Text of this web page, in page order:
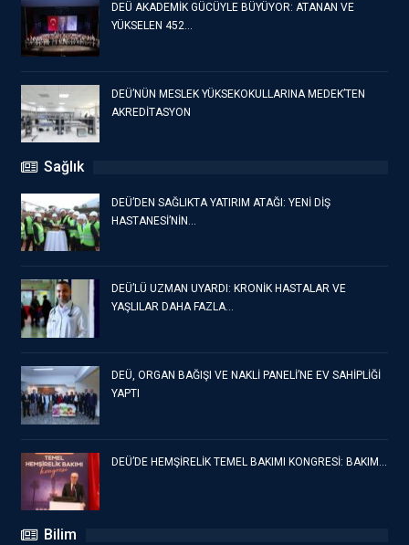
DEÜ AKADEMİK GÜCÜYLE BÜYÜYOR: ATANAN VE
YÜKSELEN 452…
DEÜ’NÜN MESLEK YÜKSEKOKULLARINA MEDEK’TEN
AKREDİTASYON
Sağlık
DEÜ’DEN SAĞLIKTA YATIRIM ATAĞI: YENİ DİŞ
HASTANESİ’NİN…
DEÜ’LÜ UZMAN UYARDI: KRONİK HASTALAR VE
YAŞLILAR DAHA FAZLA…
DEÜ, ORGAN BAĞIŞI VE NAKLİ PANELİ’NE EV SAHİPLİĞİ
YAPTI
DEÜ’DE HEMŞİRELİK TEMEL BAKIMI KONGRESİ: BAKIM…
Bilim